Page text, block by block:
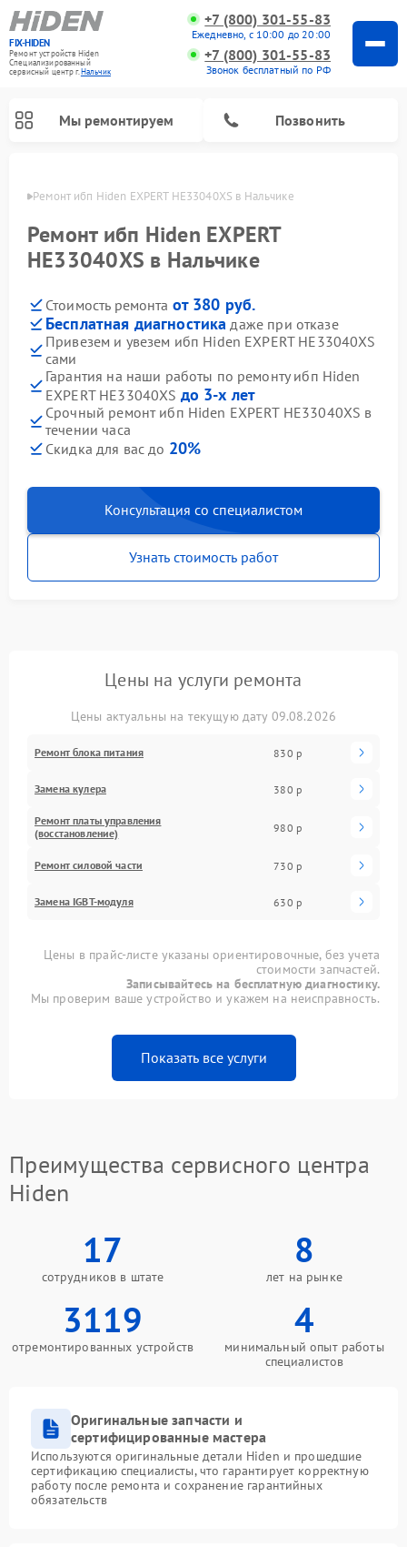
FIX-HIDEN
Ремонт устройств Hiden
Специализированный
cервисный центр г.Нальчик
+7 (800) 301-55-83
Ежедневно, с 10:00 до 20:00
+7 (800) 301-55-83
Звонок бесплатный по РФ
Мы ремонтируем Позвонить
Ремонт ибп Hiden EXPERT HE33040XS в Нальчике
Ремонт ибп Hiden EXPERT
HE33040XS в Нальчике
Стоимость ремонта от 380 руб.
Бесплатная диагностика даже при отказе
Привезем и увезем ибп Hiden EXPERT HE33040XS
сами
Гарантия на наши работы по ремонту ибп Hiden
EXPERT HE33040XS до 3-х лет
Срочный ремонт ибп Hiden EXPERT HE33040XS в
течении часа
Скидка для вас до 20%
Консультация со специалистом
Узнать стоимость работ
Цены на услуги ремонта
Цены актуальны на текущую дату 09.08.2026
Ремонт блока питания 830 р
Замена кулера 380 р
Ремонт платы управления
(восстановление)
980 р
Ремонт силовой части 730 р
Замена IGBT-модуля 630 р
Цены в прайс-листе указаны ориентировочные, без учета
стоимости запчастей.
Записывайтесь на бесплатную диагностику.
Мы проверим ваше устройство и укажем на неисправность.
Показать все услуги
Преимущества сервисного центра
Hiden
17
сотрудников в штате
8
лет на рынке
3119
отремонтированных устройств
4
минимальный опыт работы
специалистов
Оригинальные запчасти и
сертифицированные мастера
Используются оригинальные детали Hiden и прошедшие
сертификацию специалисты, что гарантирует корректную
работу после ремонта и сохранение гарантийных
обязательств